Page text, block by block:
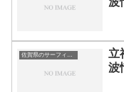
佐賀県のサーフィン波情報・ポイント・スポット一覧
立
波